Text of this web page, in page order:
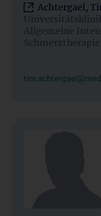
Achtergael,
Allgemeine
Schmerztherapie